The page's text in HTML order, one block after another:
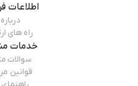
اطلاعات
راه های
خدمات
سوالات
قوانین